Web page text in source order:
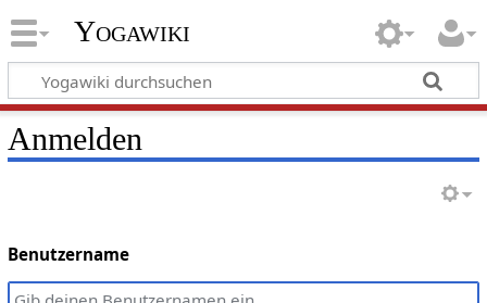
Yogawiki
Anmelden
Benutzername